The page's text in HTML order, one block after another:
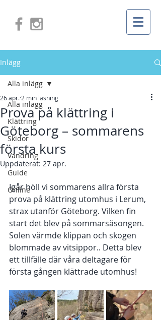
Inlägg
Alla inlägg
Klättring
Skidor
Vandring
Guide
Online
Alla inlägg
Prova på klättring i
Göteborg – sommarens
första kurs
26 apr. 2 min läsning
Uppdaterat: 27 apr.
Igår höll vi sommarens allra första
prova på klättring utomhus i Lerum,
strax utanför Göteborg. Vilken fin
start det blev på sommarsäsongen.
Solen värmde klippan och skogen
blommade av vitsippor.. Detta blev
ett tillfälle där våra deltagare för
första gången klättrade utomhus!